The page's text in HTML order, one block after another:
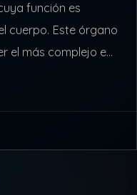
función es
cuerpo. Este órgano
el más complejo e